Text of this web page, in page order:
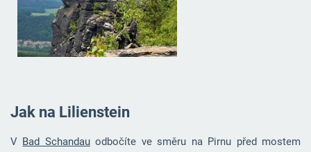
Jak na Lilienstein
V Bad Schandauodbočíte ve směru na Pirnu před mostem